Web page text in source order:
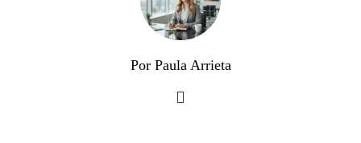
Por Paula Arrieta